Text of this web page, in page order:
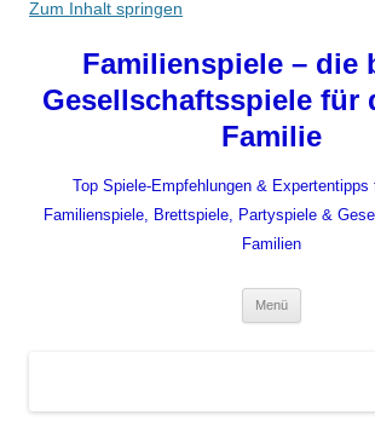
Zum Inhalt springen
Familienspiele – die
Gesellschaftsspiele für
Familie
Top Spiele-Empfehlungen & Expertentipps
Familienspiele, Brettspiele, Partyspiele &
Familien
Menü